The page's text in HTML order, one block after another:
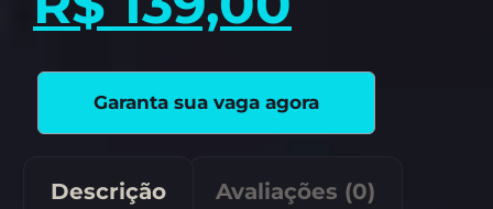
Garanta sua vaga agora
Descrição Avaliações (0)